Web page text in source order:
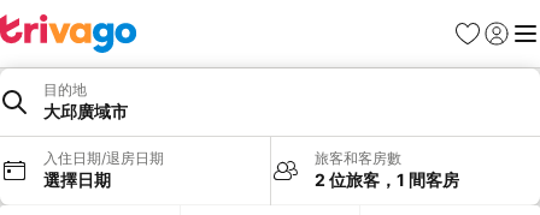
我的最愛
登入 選
目的地
大邱廣域市
入住日期/退房日期
選擇日期
旅客和客房數
2 位旅客，1 間客房